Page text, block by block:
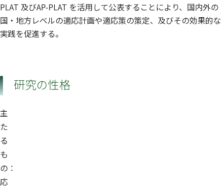
PLAT 及びAP-PLAT を活用して公表することにより、国内外の
国・地方レベルの適応計画や適応策の策定、及びその効果的な
実践を促進する。
研究の性格
主
た
る
も
の：
応